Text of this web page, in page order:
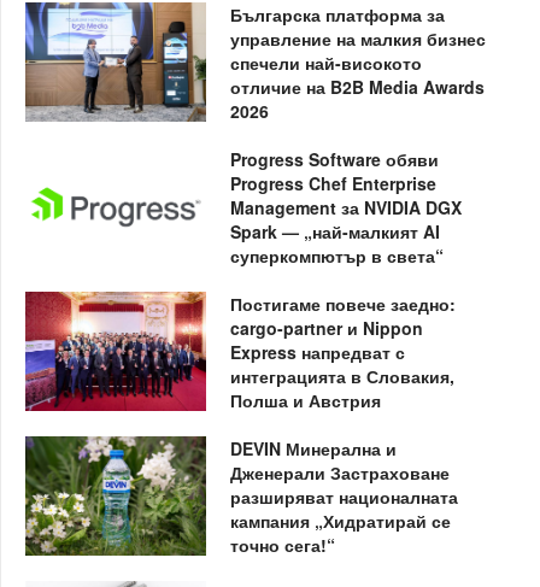
Българска платформа за
управление на малкия бизнес
спечели най-високото
отличие на B2B Media Awards
2026
Progress Software обяви
Progress Chef Enterprise
Management за NVIDIA DGX
Spark — „най-малкият AI
суперкомпютър в света“
Постигаме повече заедно:
cargo-partner и Nippon
Express напредват с
интеграцията в Словакия,
Полша и Австрия
DEVIN Минерална и
Дженерали Застраховане
разширяват националната
кампания „Хидратирай се
точно сега!“